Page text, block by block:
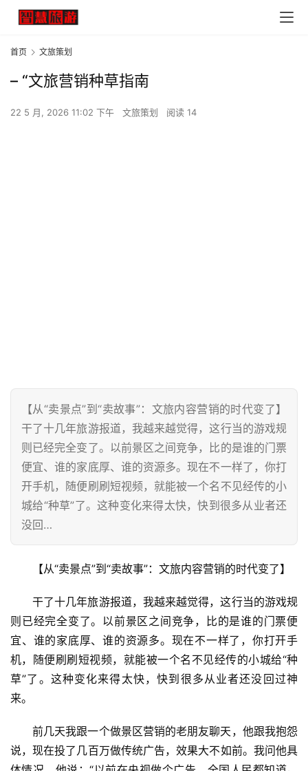
首页 文旅策划
– “文旅营销种草指南
22 5 月, 2026 11:02 下午 文旅策划 阅读 14
【从“卖景点”到“卖故事”：文旅内容营销的时代变了】
干了十几年旅游报道，我越来越觉得，这行当的游戏规
则已经完全变了。以前景区之间竞争，比的是谁的门票
便宜、谁的家底厚、谁的资源多。现在不一样了，你打
开手机，随便刷刷短视频，就能被一个名不见经传的小
城给“种草”了。这种变化来得太快，快到很多从业者还
没回…
【从“卖景点”到“卖故事”：文旅内容营销的时代变了】
干了十几年旅游报道，我越来越觉得，这行当的游戏规
则已经完全变了。以前景区之间竞争，比的是谁的门票便
宜、谁的家底厚、谁的资源多。现在不一样了，你打开手
机，随便刷刷短视频，就能被一个名不见经传的小城给“种
草”了。这种变化来得太快，快到很多从业者还没回过神
来。
前几天我跟一个做景区营销的老朋友聊天，他跟我抱怨
说，现在投了几百万做传统广告，效果大不如前。我问他具